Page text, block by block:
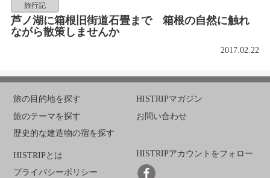
旅行記
芦ノ湖に箱根旧街道石畳まで 箱根の自然に触れ
ながら散策しませんか
2017.02.22
旅の目的地を探す
旅のテーマを探す
歴史的な建造物の宿を探す
HISTRIPマガジン
お問い合わせ
HISTRIPとは
プライバシーポリシー
HISTRIPアカウントをフォロー